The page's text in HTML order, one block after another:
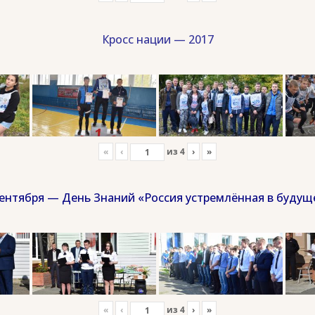
Кросс нации — 2017
« ‹ из 4 › »
— День Знаний «Россия устремлённая в
« ‹ из 4 › »